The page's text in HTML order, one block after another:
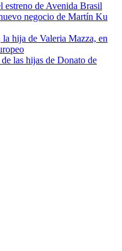
estreno de Avenida Brasil
negocio de Martín Ku
hija de Valeria Mazza, en
las hijas de Donato de